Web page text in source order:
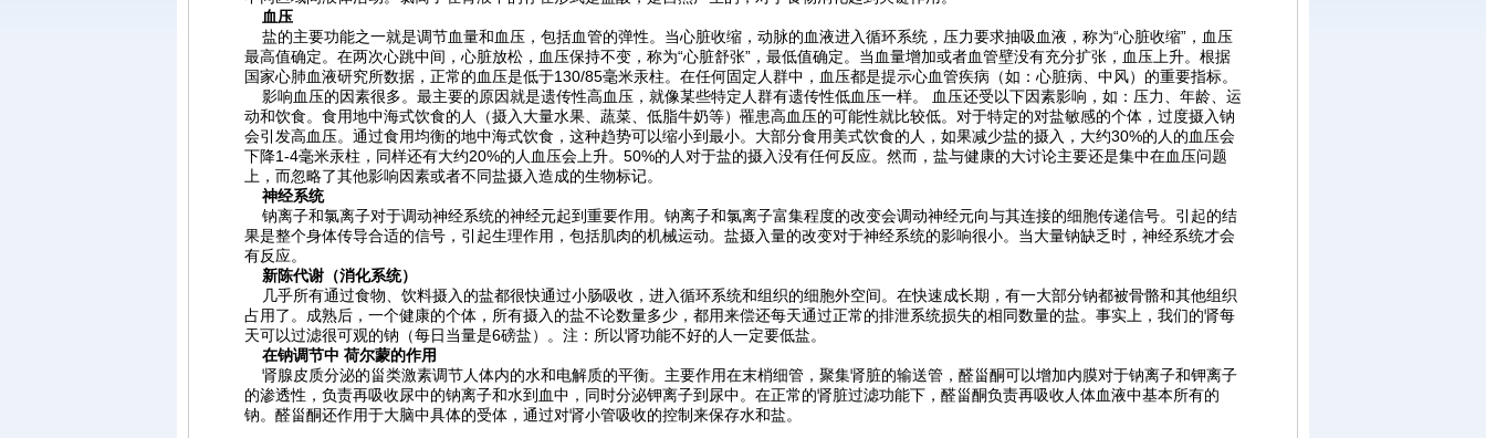
血压
盐的主要功能之一就是调节血量和血压，包括血管的弹性。当心脏收缩，动脉的血液进入循环系统，压力要求抽吸血液，称为“心脏收缩”，血压
最高值确定。在两次心跳中间，心脏放松，血压保持不变，称为“心脏舒张”，最低值确定。当血量增加或者血管壁没有充分扩张，血压上升。根据
国家心肺血液研究所数据，正常的血压是低于130/85毫米汞柱。在任何固定人群中，血压都是提示心血管疾病（如：心脏病、中风）的重要指标。
影响血压的因素很多。最主要的原因就是遗传性高血压，就像某些特定人群有遗传性低血压一样。 血压还受以下因素影响，如：压力、年龄、运
动和饮食。食用地中海式饮食的人（摄入大量水果、蔬菜、低脂牛奶等）罹患高血压的可能性就比较低。对于特定的对盐敏感的个体，过度摄入钠
会引发高血压。通过食用均衡的地中海式饮食，这种趋势可以缩小到最小。大部分食用美式饮食的人，如果减少盐的摄入，大约30%的人的血压会
下降1-4毫米汞柱，同样还有大约20%的人血压会上升。50%的人对于盐的摄入没有任何反应。然而，盐与健康的大讨论主要还是集中在血压问题
上，而忽略了其他影响因素或者不同盐摄入造成的生物标记。
神经系统
钠离子和氯离子对于调动神经系统的神经元起到重要作用。钠离子和氯离子富集程度的改变会调动神经元向与其连接的细胞传递信号。引起的结
果是整个身体传导合适的信号，引起生理作用，包括肌肉的机械运动。盐摄入量的改变对于神经系统的影响很小。当大量钠缺乏时，神经系统才会
有反应。
新陈代谢（消化系统）
几乎所有通过食物、饮料摄入的盐都很快通过小肠吸收，进入循环系统和组织的细胞外空间。在快速成长期，有一大部分钠都被骨骼和其他组织
占用了。成熟后，一个健康的个体，所有摄入的盐不论数量多少，都用来偿还每天通过正常的排泄系统损失的相同数量的盐。事实上，我们的肾每
天可以过滤很可观的钠（每日当量是6磅盐）。注：所以肾功能不好的人一定要低盐。
在钠调节中 荷尔蒙的作用
肾腺皮质分泌的甾类激素调节人体内的水和电解质的平衡。主要作用在末梢细管，聚集肾脏的输送管，醛甾酮可以增加内膜对于钠离子和钾离子
的渗透性，负责再吸收尿中的钠离子和水到血中，同时分泌钾离子到尿中。在正常的肾脏过滤功能下，醛甾酮负责再吸收人体血液中基本所有的
钠。醛甾酮还作用于大脑中具体的受体，通过对肾小管吸收的控制来保存水和盐。